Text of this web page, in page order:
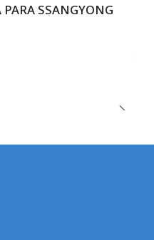
PARA SSANGYONG